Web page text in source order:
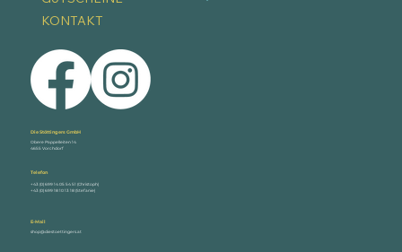
KONTAKT
Die Stöttingers GmbH
Obere Pappelleiten 14
4655 Vorchdorf
Telefon
+43 (0) 699 14 05 54 51 (Christoph)
+43 (0) 699 18 10 13 18 (Stefanie)
E-Mail
shop@diestoettingers.at